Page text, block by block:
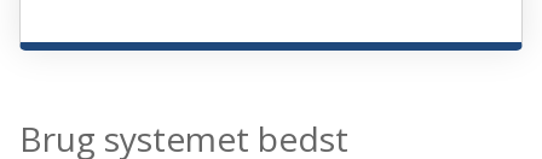
Brug systemet bedst